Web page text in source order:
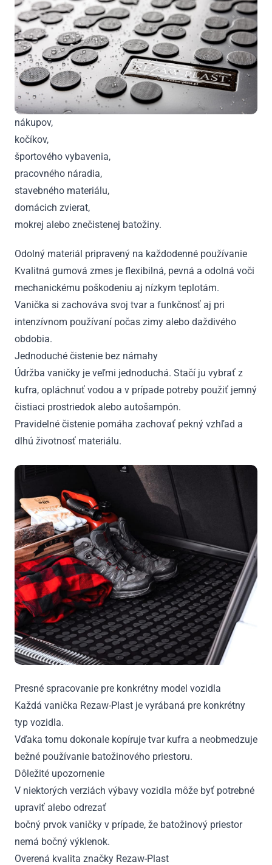
nákupov,
kočíkov,
športového vybavenia,
pracovného náradia,
stavebného materiálu,
domácich zvierat,
mokrej alebo znečistenej batožiny.
Odolný materiál pripravený na každodenné používanie
Kvalitná gumová zmes je flexibilná, pevná a odolná voči
mechanickému poškodeniu aj nízkym teplotám.
Vanička si zachováva svoj tvar a funkčnosť aj pri
intenzívnom používaní počas zimy alebo daždivého
obdobia.
Jednoduché čistenie bez námahy
Údržba vaničky je veľmi jednoduchá. Stačí ju vybrať z
kufra, opláchnuť vodou a v prípade potreby použiť jemný
čistiaci prostriedok alebo autošampón.
Pravidelné čistenie pomáha zachovať pekný vzhľad a
dlhú životnosť materiálu.
Presné spracovanie pre konkrétny model vozidla
Každá vanička Rezaw-Plast je vyrábaná pre konkrétny
typ vozidla.
Vďaka tomu dokonale kopíruje tvar kufra a neobmedzuje
bežné používanie batožinového priestoru.
Dôležité upozornenie
V niektorých verziách výbavy vozidla môže byť potrebné
upraviť alebo odrezať
bočný prvok vaničky v prípade, že batožinový priestor
nemá bočný výklenok.
Overená kvalita značky Rezaw-Plast